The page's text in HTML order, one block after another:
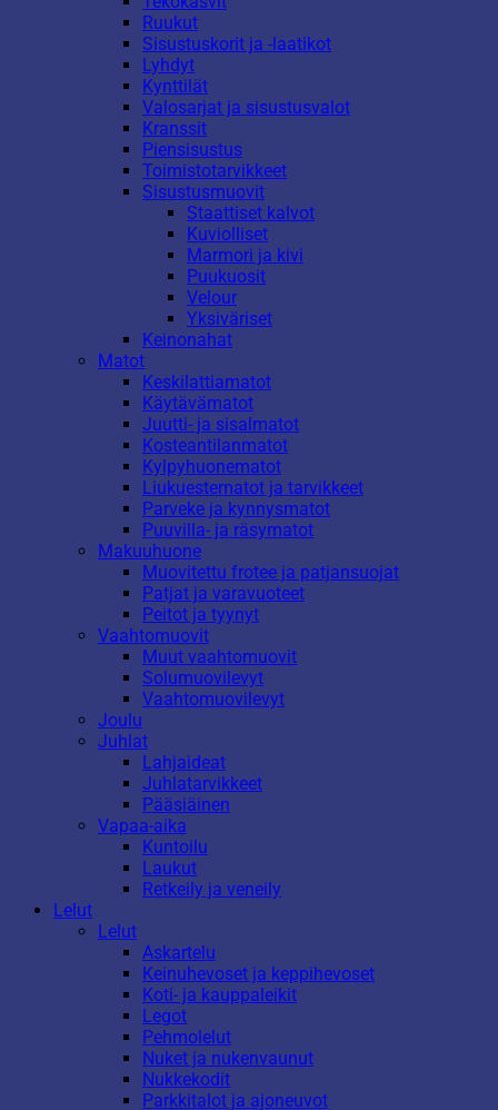
Ruukut
Sisustuskorit ja -laatikot
Lyhdyt
Kynttilät
Valosarjat ja sisustusvalot
Kranssit
Piensisustus
Toimistotarvikkeet
Sisustusmuovit
Staattiset kalvot
Kuviolliset
Marmori ja kivi
Puukuosit
Velour
Yksiväriset
Keinonahat
Matot
Keskilattiamatot
Käytävämatot
Juutti- ja sisalmatot
Kosteantilanmatot
Kylpyhuonematot
Liukuestematot ja tarvikkeet
Parveke ja kynnysmatot
Puuvilla- ja räsymatot
Makuuhuone
Muovitettu frotee ja patjansuojat
Patjat ja varavuoteet
Peitot ja tyynyt
Vaahtomuovit
Muut vaahtomuovit
Solumuovilevyt
Vaahtomuovilevyt
Joulu
Juhlat
Lahjaideat
Juhlatarvikkeet
Pääsiäinen
Vapaa-aika
Kuntoilu
Laukut
Retkeily ja veneily
Lelut
Lelut
Askartelu
Keinuhevoset ja keppihevoset
Koti- ja kauppaleikit
Legot
Pehmolelut
Nuket ja nukenvaunut
Nukkekodit
Parkkitalot ja ajoneuvot